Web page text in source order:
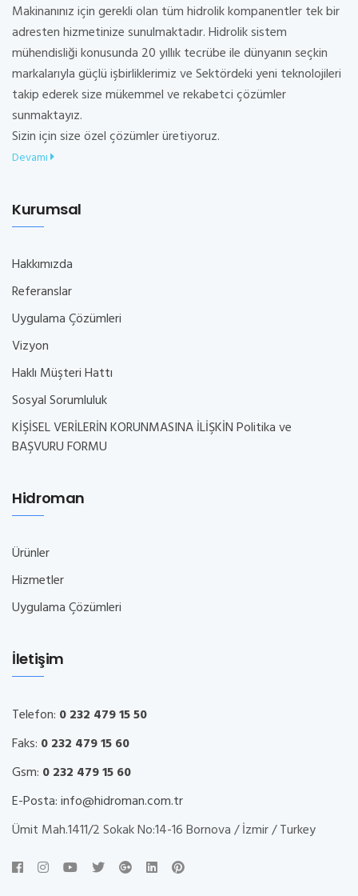
Makinanınız için gerekli olan tüm hidrolik kompanentler tek bir
adresten hizmetinize sunulmaktadır. Hidrolik sistem
mühendisliği konusunda 20 yıllık tecrübe ile dünyanın seçkin
markalarıyla güçlü işbirliklerimiz ve Sektördeki yeni teknolojileri
takip ederek size mükemmel ve rekabetci çözümler
sunmaktayız.
Sizin için size özel çözümler üretiyoruz.
Devamı
Kurumsal
Hakkımızda
Referanslar
Uygulama Çözümleri
Vizyon
Haklı Müşteri Hattı
Sosyal Sorumluluk
KİŞİSEL VERİLERİN KORUNMASINA İLİŞKİN Politika ve
BAŞVURU FORMU
Hidroman
Ürünler
Hizmetler
Uygulama Çözümleri
İletişim
Telefon: 0 232 479 15 50
Faks: 0 232 479 15 60
Gsm: 0 232 479 15 60
E-Posta:info@hidroman.com.tr
Ümit Mah.1411/2 Sokak No:14-16 Bornova / İzmir / Turkey